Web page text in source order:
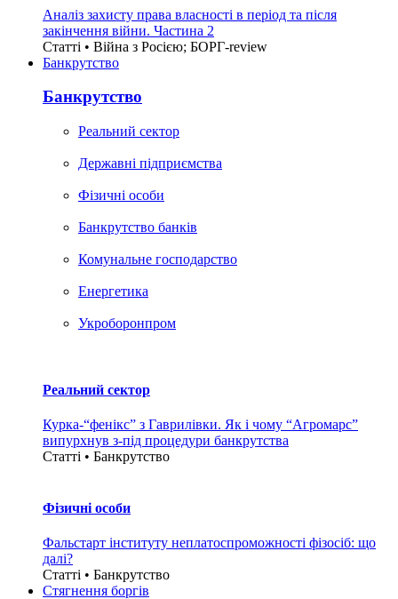
Аналіз захисту права власності в період та після
закінчення війни. Частина 2
Статті • Війна з Росією; БОРГ-review
Банкрутство
Банкрутство
Реальний сектор
Державні підприємства
Фізичні особи
Банкрутство банків
Комунальне господарство
Енергетика
Укроборонпром
Реальний сектор
Курка-“фенікс” з Гаврилівки. Як і чому “Агромарс”
випурхнув з-під процедури банкрутства
Статті • Банкрутство
Фізичні особи
Фальстарт інституту неплатоспроможності фізосіб: що
далі?
Статті • Банкрутство
Стягнення боргiв